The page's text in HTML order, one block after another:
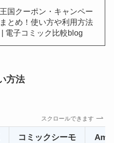
国クーポン・キャンペー
とめ！使い方や利用方法
| 電子コミック比較blog
方法
スクロールできます
コミックシーモ